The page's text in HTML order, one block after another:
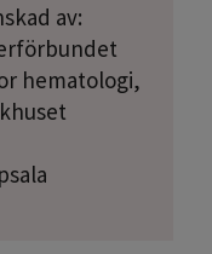
av:
hematologi,